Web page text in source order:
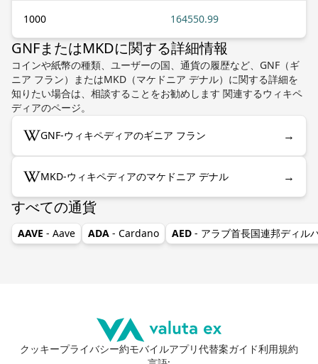
1000 164550.99
GNFまたはMKDに関する詳細情報
コインや紙幣の種類、ユーザーの国、通貨の履歴など、GNF（ギ
ニア フラン）またはMKD（マケドニア デナル）に関する詳細を
知りたい場合は、相談することをお勧めします 関連するウィキペ
ディアのページ。
GNF-ウィキペディアのギニア フラン →
MKD-ウィキペディアのマケドニア デナル →
すべての通貨
AAVE - Aave ADA - Cardano AED - アラブ首長国連邦ディル
クッキープライバシー約モバイルアプリ代替案ガイド利用規約